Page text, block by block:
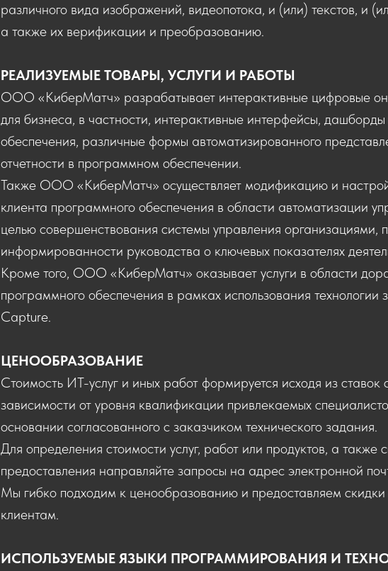
различного вида изображений, видеопотока, и (или) текстов, и
а также их верификации и преобразованию.
РЕАЛИЗУЕМЫЕ ТОВАРЫ, УСЛУГИ И РАБОТЫ
ООО «КиберМатч» разрабатывает интерактивные цифровые
для бизнеса, в частности, интерактивные интерфейсы,
обеспечения, различные формы автоматизированного
отчетности в программном обеспечении.
Также ООО «КиберМатч» осуществляет модификацию и
клиента программного обеспечения в области автоматизации
целью совершенствования системы управления организациями,
информированности руководства о ключевых показателях
Кроме того, ООО «КиберМатч» оказывает услуги в области
программного обеспечения в рамках использования
Capture.
ЦЕНООБРАЗОВАНИЕ
Стоимость ИТ-услуг и иных работ формируется исходя из ставок
зависимости от уровня квалификации привлекаемых
основании согласованного с заказчиком технического задания.
Для определения стоимости услуг, работ или продуктов, а также
предоставления направляйте запросы на адрес электронной
Мы гибко подходим к ценообразованию и предоставляем
клиентам.
ИСПОЛЬЗУЕМЫЕ ЯЗЫКИ ПРОГРАММИРОВАНИЯ И